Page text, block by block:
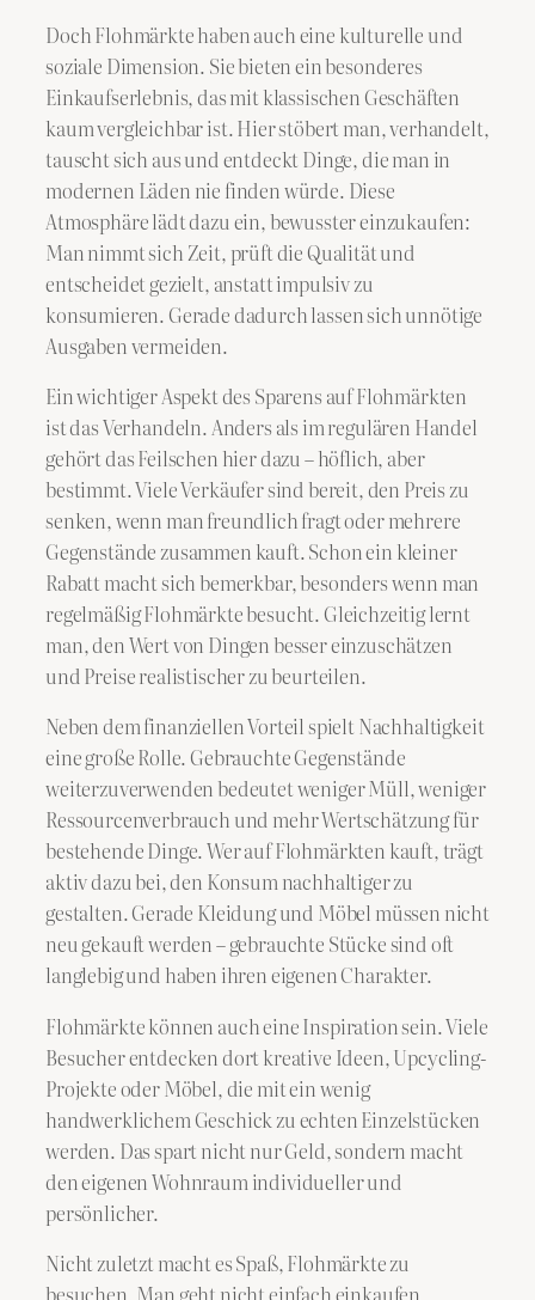
Doch Flohmärkte haben auch eine kulturelle und
soziale Dimension. Sie bieten ein besonderes
Einkaufserlebnis, das mit klassischen Geschäften
kaum vergleichbar ist. Hier stöbert man, verhandelt,
tauscht sich aus und entdeckt Dinge, die man in
modernen Läden nie finden würde. Diese
Atmosphäre lädt dazu ein, bewusster einzukaufen:
Man nimmt sich Zeit, prüft die Qualität und
entscheidet gezielt, anstatt impulsiv zu
konsumieren. Gerade dadurch lassen sich unnötige
Ausgaben vermeiden.
Ein wichtiger Aspekt des Sparens auf Flohmärkten
ist das Verhandeln. Anders als im regulären Handel
gehört das Feilschen hier dazu – höflich, aber
bestimmt. Viele Verkäufer sind bereit, den Preis zu
senken, wenn man freundlich fragt oder mehrere
Gegenstände zusammen kauft. Schon ein kleiner
Rabatt macht sich bemerkbar, besonders wenn man
regelmäßig Flohmärkte besucht. Gleichzeitig lernt
man, den Wert von Dingen besser einzuschätzen
und Preise realistischer zu beurteilen.
Neben dem finanziellen Vorteil spielt Nachhaltigkeit
eine große Rolle. Gebrauchte Gegenstände
weiterzuverwenden bedeutet weniger Müll, weniger
Ressourcenverbrauch und mehr Wertschätzung für
bestehende Dinge. Wer auf Flohmärkten kauft, trägt
aktiv dazu bei, den Konsum nachhaltiger zu
gestalten. Gerade Kleidung und Möbel müssen nicht
neu gekauft werden – gebrauchte Stücke sind oft
langlebig und haben ihren eigenen Charakter.
Flohmärkte können auch eine Inspiration sein. Viele
Besucher entdecken dort kreative Ideen, Upcycling-
Projekte oder Möbel, die mit ein wenig
handwerklichem Geschick zu echten Einzelstücken
werden. Das spart nicht nur Geld, sondern macht
den eigenen Wohnraum individueller und
persönlicher.
Nicht zuletzt macht es Spaß, Flohmärkte zu
besuchen. Man geht nicht einfach einkaufen,